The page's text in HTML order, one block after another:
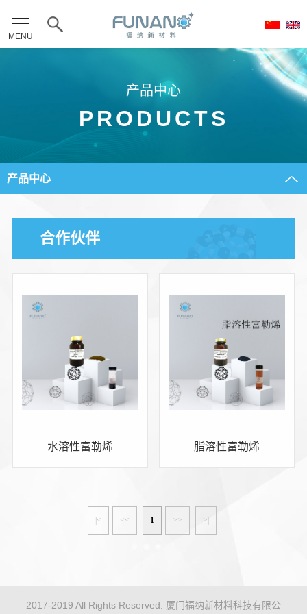
MENU
产品中心
PRODUCTS
产品中心
合作伙伴
水溶性富勒烯 脂溶性富勒烯
|< << 1 >> >|
2017-2019 All Rights Reserved. 厦门福纳新材料科技有限公